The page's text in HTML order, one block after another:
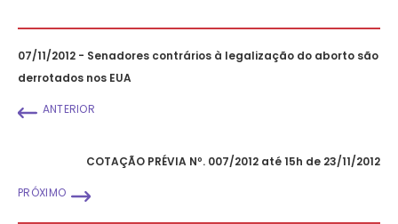
07/11/2012 - Senadores contrários à legalização do aborto são
derrotados nos EUA
ANTERIOR
COTAÇÃO PRÉVIA Nº. 007/2012 até 15h de 23/11/2012
PRÓXIMO